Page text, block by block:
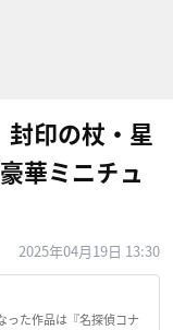
封印の杖・星
華ミニチュ
2025年04月19日 13:30
った作品は『名探偵コナ